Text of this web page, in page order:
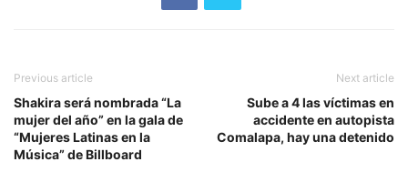
Previous article
Shakira será nombrada “La
mujer del año” en la gala de
“Mujeres Latinas en la
Música” de Billboard
Next article
Sube a 4 las víctimas en
accidente en autopista
Comalapa, hay una detenido